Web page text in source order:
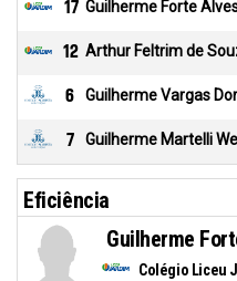
17 Guilherme Forte
12 Arthur Feltrim de
6 Guilherme Vargas
7 Guilherme Martelli
Eficiência
Colégio Liceu
Guilherme